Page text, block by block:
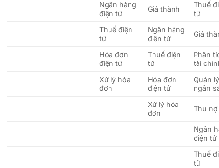
Ngân hàng
điện tử
Giá thành
Thuế
tử
Thuế điện
tử
Ngân hàng
điện tử
Giá
Hóa đơn
điện tử
Thuế điện
tử
Phân
tài
Xử lý hóa
đơn
Hóa đơn
điện tử
Quản lý
ngân
Xử lý hóa
đơn
Thu nợ
Ngân
điện tử
Thuế
tử